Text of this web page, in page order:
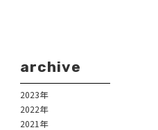
archive
2023年
2022年
2021年